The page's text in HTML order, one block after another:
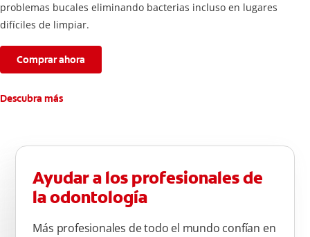
problemas bucales eliminando bacterias incluso en lugares
difíciles de limpiar.
Comprar ahora
Descubra más
Ayudar a los profesionales de
la odontología
Más profesionales de todo el mundo confían en